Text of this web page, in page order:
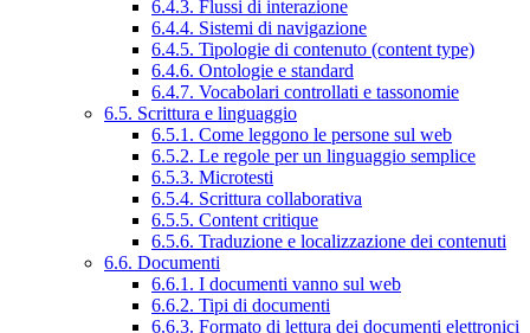
6.4.3. Flussi di interazione
6.4.4. Sistemi di navigazione
6.4.5. Tipologie di contenuto (content type)
6.4.6. Ontologie e standard
6.4.7. Vocabolari controllati e tassonomie
6.5. Scrittura e linguaggio
6.5.1. Come leggono le persone sul web
6.5.2. Le regole per un linguaggio semplice
6.5.3. Microtesti
6.5.4. Scrittura collaborativa
6.5.5. Content critique
6.5.6. Traduzione e localizzazione dei contenuti
6.6. Documenti
6.6.1. I documenti vanno sul web
6.6.2. Tipi di documenti
6.6.3. Formato di lettura dei documenti elettronici